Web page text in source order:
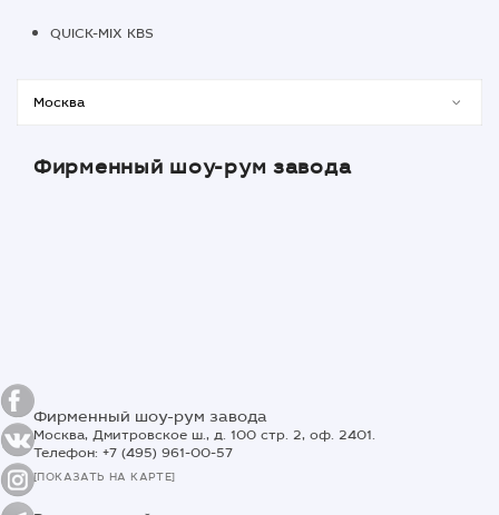
QUICK-MIX KBS
Фирменный шоу-рум завода
Фирменный шоу-рум завода
Москва, Дмитровское ш., д. 100 стр. 2, оф. 2401.
Телефон: +7 (495) 961-00-57
[ПОКАЗАТЬ НА КАРТЕ]